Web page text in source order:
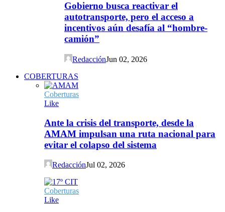
Gobierno busca reactivar el
autotransporte, pero el acceso a
incentivos aún desafía al “hombre-
camión”
RedacciónJun 02, 2026
COBERTURAS
Coberturas
Like
Ante la crisis del transporte, desde la
AMAM impulsan una ruta nacional para
evitar el colapso del sistema
RedacciónJul 02, 2026
Coberturas
Like